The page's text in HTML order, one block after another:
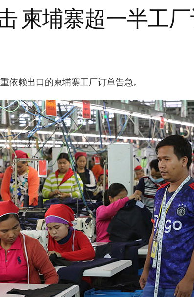
柬埔寨超一半工
依赖出口的柬埔寨工厂订单告急。